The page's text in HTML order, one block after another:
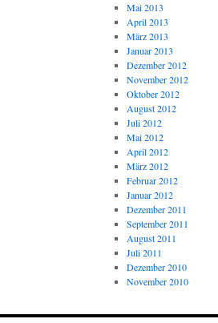
Mai 2013
April 2013
März 2013
Januar 2013
Dezember 2012
November 2012
Oktober 2012
August 2012
Juli 2012
Mai 2012
April 2012
März 2012
Februar 2012
Januar 2012
Dezember 2011
September 2011
August 2011
Juli 2011
Dezember 2010
November 2010